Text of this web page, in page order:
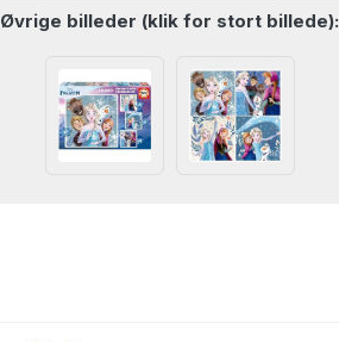
Øvrige billeder (klik for stort billede):